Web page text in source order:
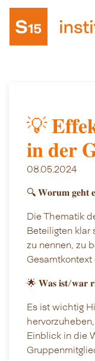
💡
𝐢𝐧 𝐝𝐞𝐫
08.05.2024
🔍 𝐖𝐨𝐫𝐮𝐦 𝐠𝐞𝐡𝐭
Die Thematik
Beteiligten klar
zu nennen, zu
Gesamtkontext
🌟 𝐖𝐚𝐬 𝐢𝐬𝐭/𝐰𝐚𝐫
Es ist wichtig
Einblick in die